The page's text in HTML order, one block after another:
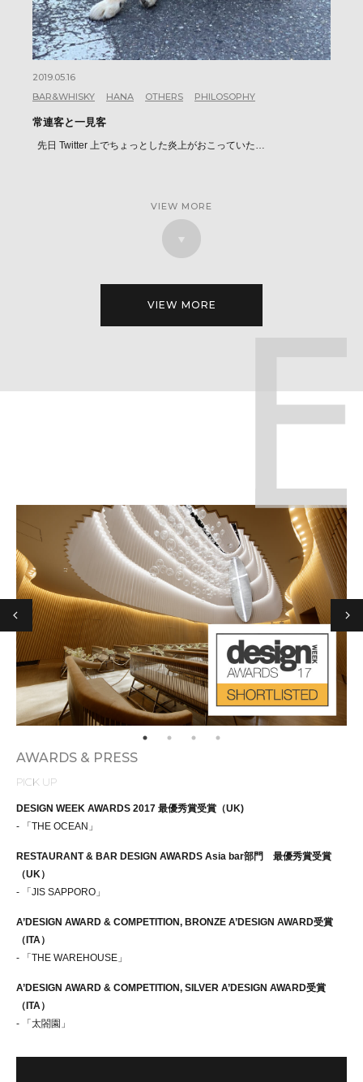
2019.05.16
BAR&WHISKY
HANA OTHERS PHILOSOPHY
常連客と一見客
先日 Twitter 上でちょっとした炎上がおこっていた…
VIEW MORE
VIEW MORE
AWARDS & PRESS
PICK UP
DESIGN WEEK AWARDS 2017 最優秀賞受賞（UK)
- 「THE OCEAN」
RESTAURANT & BAR DESIGN AWARDS Asia bar部門 最優秀賞受賞
（UK）
- 「JIS SAPPORO」
A’DESIGN AWARD & COMPETITION, BRONZE A’DESIGN AWARD受賞
（ITA）
- 「THE WAREHOUSE」
A’DESIGN AWARD & COMPETITION, SILVER A’DESIGN AWARD受賞
（ITA）
- 「太閤園」